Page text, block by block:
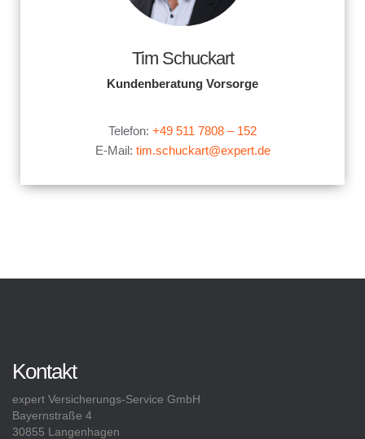
Tim Schuckart
Kundenberatung Vorsorge
Telefon: +49 511 7808 – 152
E-Mail: tim.schuckart@expert.de
Kontakt
expert Versicherungs-Service GmbH
Bayernstraße 4
30855 Langenhagen